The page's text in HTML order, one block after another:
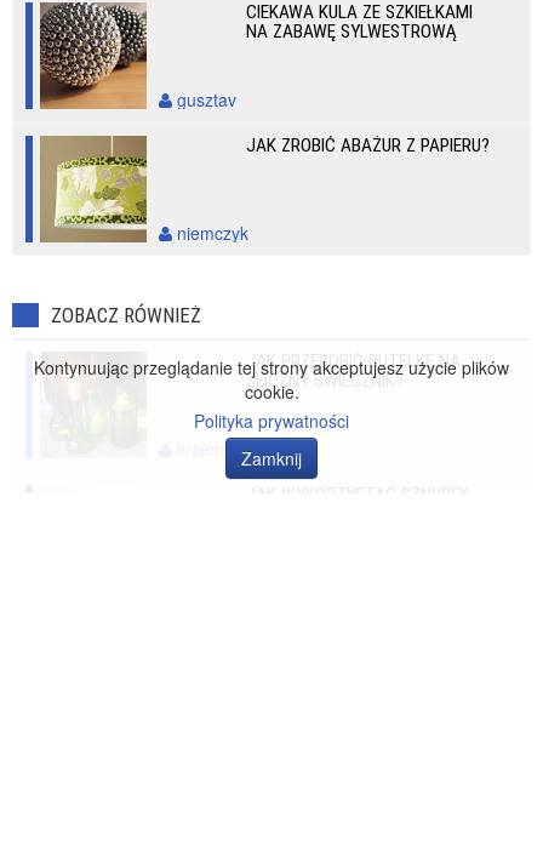
CIEKAWA KULA ZE SZKIEŁKAMI
NA ZABAWĘ SYLWESTROWĄ
gusztav
JAK ZROBIĆ ABAŻUR Z PAPIERU?
niemczyk
ZOBACZ RÓWNIEŻ
JAK PRZEROBIĆ BUTELKĘ NA
ŚLICZNY ŚWIECZNIK?
krzempek
JAK WYKORZYSTAĆ SZNUREK
Kontynuując przeglądanie tej strony akceptujesz użycie plików
cookie.
Polityka prywatności
Zamknij